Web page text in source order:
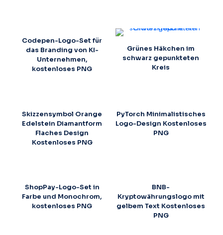
Codepen-Logo-Set für
das Branding von KI-
Unternehmen,
kostenloses PNG
Grünes Häkchen im
schwarz gepunkteten
Kreis
Skizzensymbol Orange
Edelstein Diamantform
Flaches Design
Kostenloses PNG
PyTorch Minimalistisches
Logo-Design Kostenloses
PNG
ShopPay-Logo-Set in
Farbe und Monochrom,
kostenloses PNG
BNB-
Kryptowährungslogo mit
gelbem Text Kostenloses
PNG